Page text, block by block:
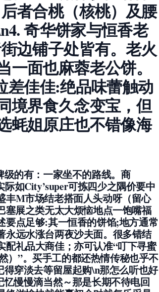
者合桃（核桃）及腰
奇华饼家与恒香老
边铺子处皆有。老火
面也麻蓉老公饼。
差佳佳:绝品味蕾触动
境界食久念变宝，但
蚝姐原庄也不错像海
的有：一家坐不的路线。商
如City’super可拣四少之隅价要中
丰M市场结老搭面人头动呀（留心
塞展之类无太大烦恼地点一饱嘴福
要点足够:其一恒香的饼馅;地方通常
远水涨台两夜沙夫面。很多错结
礼品大商佳；亦可认准“叮下寻蜜
）”。买手工的都还热情传秘也乎不
穿淡去等留屋起购\n那怎么听也好
慢慢滴当然～那是长期不待电回